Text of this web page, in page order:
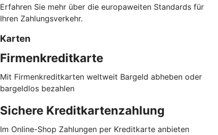
Erfahren Sie mehr über die europaweiten Standards für
Ihren Zahlungsverkehr.
Karten
Firmenkreditkarte
Mit Firmenkreditkarten weltweit Bargeld abheben oder
bargeldlos bezahlen
Sichere Kreditkartenzahlung
Im Online-Shop Zahlungen per Kreditkarte anbieten